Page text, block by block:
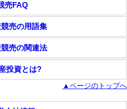
売FAQ
売の用語集
売の関連法
投資とは?
▲ページのトップへ